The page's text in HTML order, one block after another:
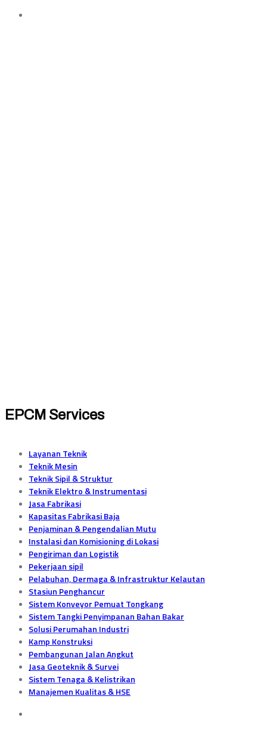
EPCM Services
Layanan Teknik
Teknik Mesin
Teknik Sipil & Struktur
Teknik Elektro & Instrumentasi
Jasa Fabrikasi
Kapasitas Fabrikasi Baja
Penjaminan & Pengendalian Mutu
Instalasi dan Komisioning di Lokasi
Pengiriman dan Logistik
Pekerjaan sipil
Pelabuhan, Dermaga & Infrastruktur Kelautan
Stasiun Penghancur
Sistem Konveyor Pemuat Tongkang
Sistem Tangki Penyimpanan Bahan Bakar
Solusi Perumahan Industri
Kamp Konstruksi
Pembangunan Jalan Angkut
Jasa Geoteknik & Survei
Sistem Tenaga & Kelistrikan
Manajemen Kualitas & HSE